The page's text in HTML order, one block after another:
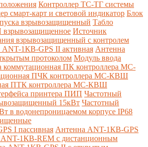
Контроллер ТС-ТГ системы
смарт-карт и световой индикатор Блок
взрывозащищенный Табло
Источник
взрывозащищенный с контролем
ANT-1КВ-GPS II активная Антенна
протоколом Модуль ввода
коммутационная ПК контроллера МС-
ПЧК контроллера МС-КВШ
ПТК контроллера МС-КВШ
принтера ПИП Частотный
15кВт Частотный
в водонепроницаемом корпусе IP68
I пассивная Антенна ANT-1КВ-GPS
1КВ-REM c дистанционным